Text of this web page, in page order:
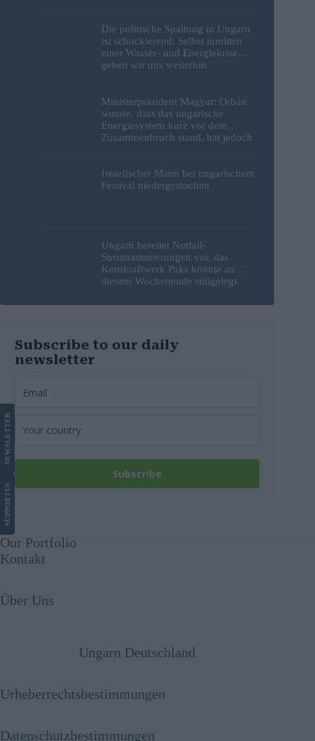
Die politische Spaltung in Ungarn
ist schockierend: Selbst inmitten
einer Wasser- und Energiekrise
geben wir uns weiterhin
Ministerpräsident Magyar: Orbán
wusste, dass das ungarische
Energiesystem kurz vor dem
Zusammenbruch stand, hat jedoch
Israelischer Mann bei ungarischem
Festival niedergestochen
Ungarn bereitet Notfall-
Stromrationierungen vor, das
Kernkraftwerk Paks könnte an
diesem Wochenende stillgelegt
Subscribe to our daily
newsletter
Subscribe
SUPPORT
US
NEWS
LETTER
Our Portfolio
Kontakt
Über Uns
Ungarn Deutschland
Urheberrechtsbestimmungen
Datenschutzbestimmungen